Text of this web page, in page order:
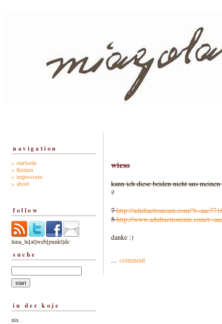
navigation
» startseite
» themen
» impressum
» about
follow
luna_lu[at]web[punkt]de
suche
in der koje
nix
wieso
kann ich diese beiden nicht aus
?
7http://adultactioncam.com/
5http://www.adultactioncam.com/
danke :)
... comment